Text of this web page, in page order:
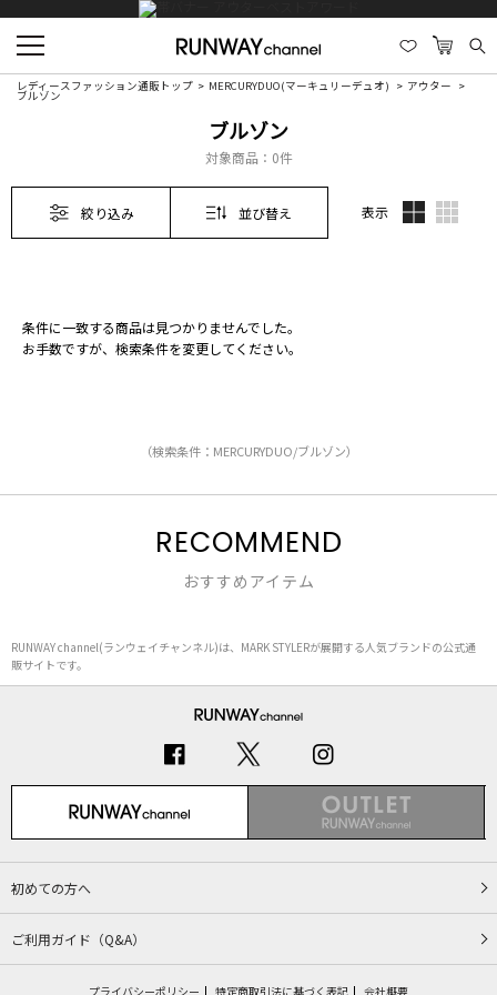
レディースファッション通販トップ MERCURYDUO(マーキュリーデュオ) アウター
ブルゾン
ブルゾン
対象商品： 0件
絞り込み 並び替え 表示
条件に一致する商品は見つかりませんでした。
お手数ですが、検索条件を変更してください。
（検索条件：MERCURYDUO/ブルゾン）
RECOMMEND
おすすめアイテム
RUNWAY channel(ランウェイチャンネル)は、MARK STYLERが展開する人気ブランドの公式通
販サイトです。
初めての方へ
ご利用ガイド（Q&A）
プライバシーポリシー 特定商取引法に基づく表記 会社概要